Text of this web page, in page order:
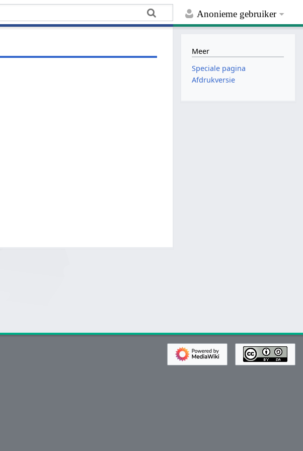
Anonieme gebruiker
Meer
Speciale pagina
Afdrukversie